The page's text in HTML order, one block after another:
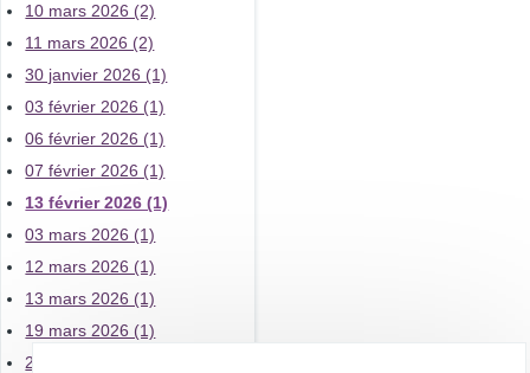
10 mars 2026 (2)
11 mars 2026 (2)
30 janvier 2026 (1)
03 février 2026 (1)
06 février 2026 (1)
07 février 2026 (1)
13 février 2026 (1)
03 mars 2026 (1)
12 mars 2026 (1)
13 mars 2026 (1)
19 mars 2026 (1)
26 mars 2026 (1)